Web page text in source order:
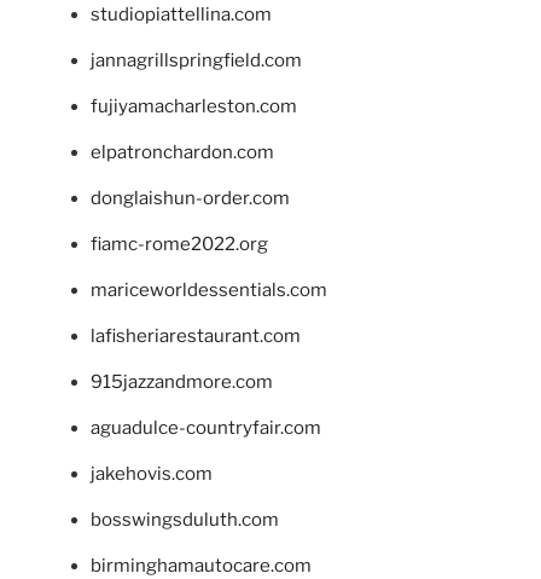
studiopiattellina.com
jannagrillspringfield.com
fujiyamacharleston.com
elpatronchardon.com
donglaishun-order.com
fiamc-rome2022.org
mariceworldessentials.com
lafisheriarestaurant.com
915jazzandmore.com
aguadulce-countryfair.com
jakehovis.com
bosswingsduluth.com
birminghamautocare.com